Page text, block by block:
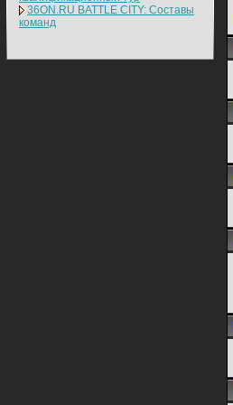
36ON.RU BATTLE CITY: Составы
команд